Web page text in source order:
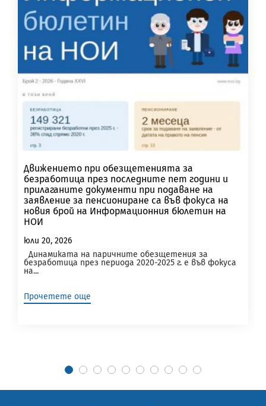
Движението при обезщетенията за
безработица през последните пет години и
прилаганите документи при подаване на
заявление за пенсиониране са във фокуса на
новия брой на Информационния бюлетин на
НОИ
юли 20, 2026
Динамиката на паричните обезщетения за
безработица през периода 2020-2025 г. е във фокуса
на...
Прочетете още